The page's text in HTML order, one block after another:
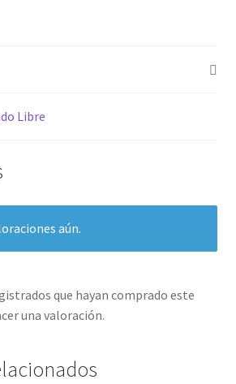
Libre
aún.
que hayan comprado este
una valoración.